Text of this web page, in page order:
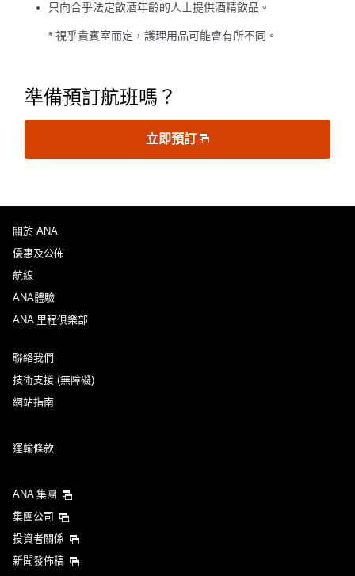
只向合乎法定飲酒年齡的人士提供酒精飲品。
* 視乎貴賓室而定，護理用品可能會有所不同。
準備預訂航班嗎？
立即預訂
關於 ANA
優惠及公佈
航線
ANA體驗
ANA 里程俱樂部
聯絡我們
技術支援 (無障礙)
網站指南
運輸條款
ANA 集團
集團公司
投資者關係
新聞發佈稿